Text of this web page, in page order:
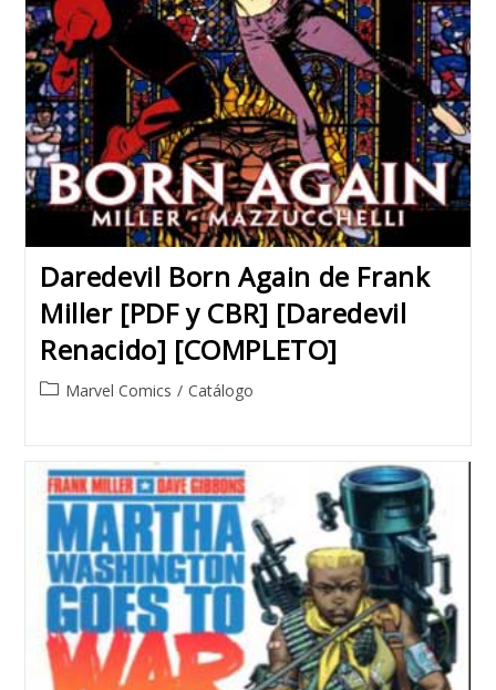
Daredevil Born Again de Frank
Miller [PDF y CBR] [Daredevil
Renacido] [COMPLETO]
PostMarvel Comics / Catálogo